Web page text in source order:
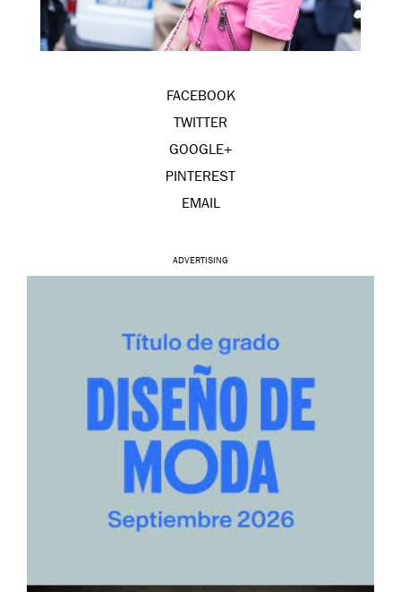
FACEBOOK
TWITTER
GOOGLE+
PINTEREST
EMAIL
ADVERTISING